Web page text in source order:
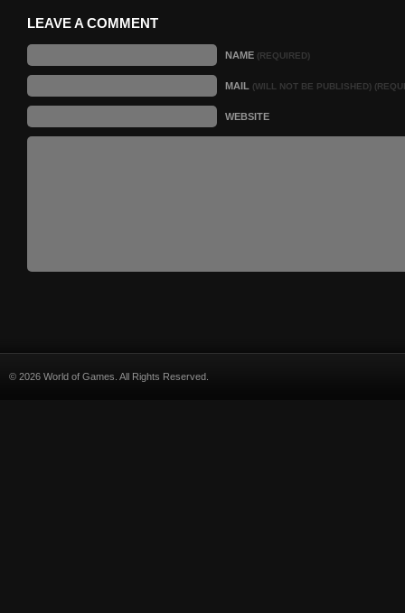
LEAVE A COMMENT
NAME (REQUIRED)
MAIL (WILL NOT BE PUBLISHED)
WEBSITE
© 2026 World of Games. All Rights Reserved.